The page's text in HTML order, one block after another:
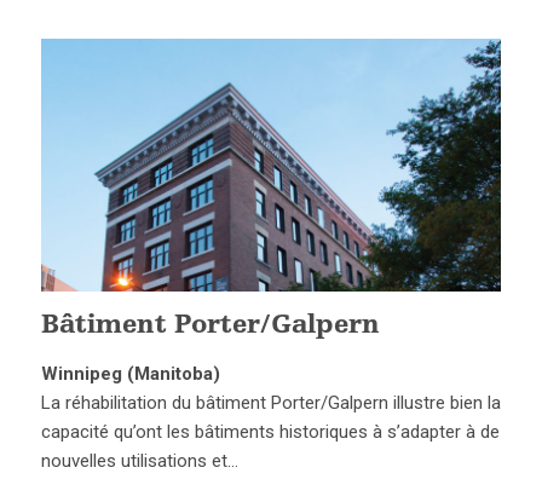
Bâtiment Porter/Galpern
Winnipeg (Manitoba)
La réhabilitation du bâtiment Porter/Galpern illustre bien la
capacité qu’ont les bâtiments historiques à s’adapter à de
nouvelles utilisations et…